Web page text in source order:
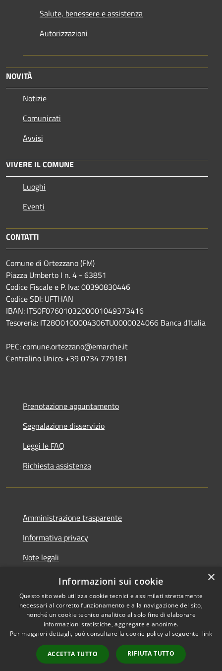
Salute, benessere e assistenza
Autorizzazioni
NOVITÀ
Notizie
Comunicati
Avvisi
VIVERE IL COMUNE
Luoghi
Eventi
CONTATTI
Comune di Ortezzano (FM)
Piazza Umberto I n. 4 - 63851
Codice Fiscale e P. Iva: 00390830446
Codice SDI: UFTHAN
IBAN: IT50F0760103200001049373416
Tesoreria: IT28O0100004306TU0000024066 Banca d'Italia
PEC: comune.ortezzano@emarche.it
Centralino Unico: +39 0734 779181
Prenotazione appuntamento
Segnalazione disservizio
Leggi le FAQ
Richiesta assistenza
Amministrazione trasparente
Informativa privacy
Note legali
Dichiarazione di accessibilità
RSS
Accessibilità
Copyright © 2026 • Comune di
Municipium •
Accesso redazione
×
Informazioni sui cookie
Questo sito web utilizza cookie tecnici e assimilati strettamente
necessari al corretto funzionamento e alla navigazione del sito,
nonché un cookie tecnico analitico al solo fine di elaborare
informazioni statistiche, aggregate e anonime.
Per maggiori dettagli, può consultare la cookie policy al seguente link
ACCETTA TUTTO RIFIUTA TUTTO